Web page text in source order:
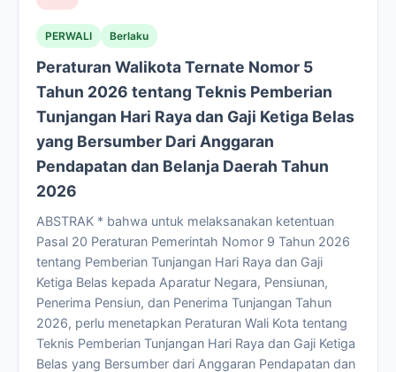
PERWALI Berlaku
Peraturan Walikota Ternate Nomor 5
Tahun 2026 tentang Teknis Pemberian
Tunjangan Hari Raya dan Gaji Ketiga Belas
yang Bersumber Dari Anggaran
Pendapatan dan Belanja Daerah Tahun
2026
ABSTRAK * bahwa untuk melaksanakan ketentuan
Pasal 20 Peraturan Pemerintah Nomor 9 Tahun 2026
tentang Pemberian Tunjangan Hari Raya dan Gaji
Ketiga Belas kepada Aparatur Negara, Pensiunan,
Penerima Pensiun, dan Penerima Tunjangan Tahun
2026, perlu menetapkan Peraturan Wali Kota tentang
Teknis Pemberian Tunjangan Hari Raya dan Gaji Ketiga
Belas yang Bersumber dari Anggaran Pendapatan dan